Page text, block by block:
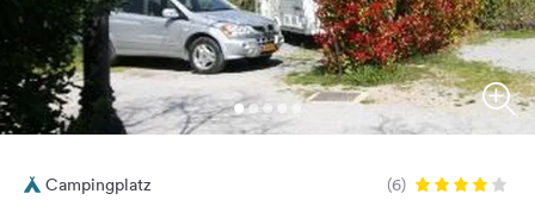
Partner
Registrieren
Einloggen
Campingplatz (6)